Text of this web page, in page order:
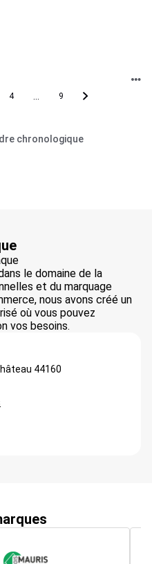
4 9
chronologique
le domaine de la
et du marquage
nous avons créé un
où vous pouvez
vos besoins.
44160